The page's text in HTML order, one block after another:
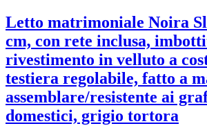
Letto matrimoniale Noira
cm, con rete inclusa,
rivestimento in velluto a
testiera regolabile, fatto a
assemblare/resistente ai
domestici, grigio tortora